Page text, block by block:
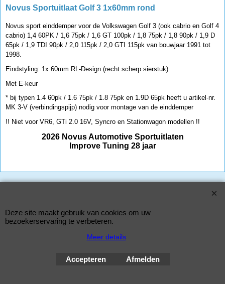
Novus Sportuitlaat Golf 3 1x60mm rond
Novus sport einddemper voor de Volkswagen Golf 3 (ook cabrio en Golf 4
cabrio) 1,4 60PK / 1,6 75pk / 1,6 GT 100pk / 1,8 75pk / 1,8 90pk / 1,9 D
65pk / 1,9 TDI 90pk / 2,0 115pk / 2,0 GTI 115pk van bouwjaar 1991 tot
1998.
Eindstyling: 1x 60mm RL-Design (recht scherp sierstuk).
Met E-keur
* bij typen 1.4 60pk / 1.6 75pk / 1.8 75pk en 1.9D 65pk heeft u artikel-nr.
MK 3-V (verbindingspijp) nodig voor montage van de einddemper
!! Niet voor VR6, GTi 2.0 16V, Syncro en Stationwagon modellen !!
2026 Novus Automotive Sportuitlaten
Improve Tuning 28 jaar
Deze site maakt gebruik van cookies om uw
bezoekerservaring te verbeteren.
Meer details
Accepteren Afmelden